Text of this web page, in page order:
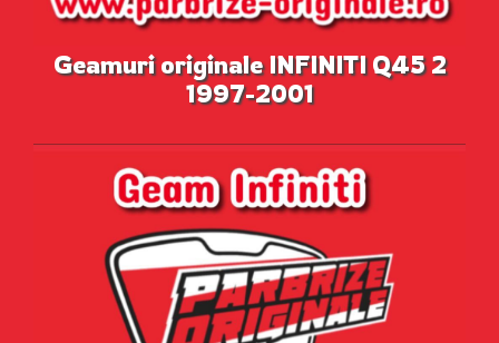
Geamuri originale INFINITI Q45 2
1997-2001